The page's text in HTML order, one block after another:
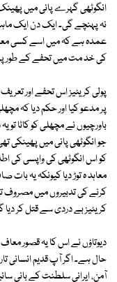
انگوٹھی گہرے پانی میں
نہ پہنچے گی۔ ایک دن ایک ماہی
عمدہ ہے کہ میں اسے کسی
کی خد مت میں تحفے کے طور پر
پولی کریٹیز اس تحفے اور
پر مدعو کیا اور حکم دیا کہ
باورچیوں نے مچھلی کو کاٹا تو
جو انگوٹھی پانی میں
کو اس انگوٹھی کی واپسی کی
معاہد ہ توڑ دیا کیونکہ یہ
کرنے کی تدبیروں میں مصروف
کریٹیز بے دردی سے قتل کر
دیوتاؤں نے اس کا یہ قصور
حال ہے۔ اگر آپ قدیم انسانی
آمن، ایرانی سلطنت کے بانی